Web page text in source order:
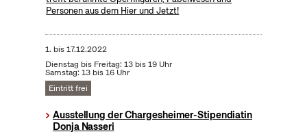
Personen aus dem Hier und Jetzt!
1. bis17.12.2022
Dienstag bis Freitag: 13 bis 19 Uhr
Samstag: 13 bis 16 Uhr
Eintritt frei
Ausstellung der Chargesheimer-Stipendiatin
Donja Nasseri